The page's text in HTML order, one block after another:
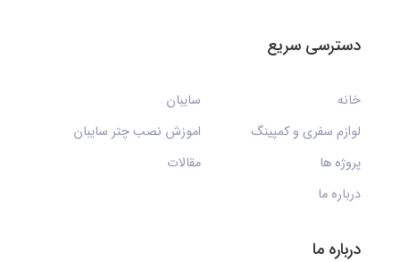
دسترسی سریع
خانه
سایبان
لوازم سفری و کمپینگ
اموزش نصب چتر سایبان
پروژه ها
مقالات
درباره ما
درباره ما